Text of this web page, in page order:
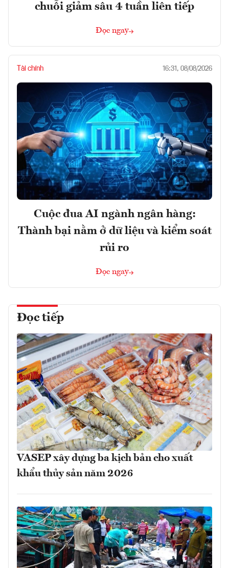
chuỗi giảm sâu 4 tuần liên tiếp
Đọc ngay
Tài chính 16:31, 08/08/2026
Cuộc đua AI ngành ngân hàng:
Thành bại nằm ở dữ liệu và kiểm soát
rủi ro
Đọc ngay
Đọc tiếp
VASEP xây dựng ba kịch bản cho xuất
khẩu thủy sản năm 2026